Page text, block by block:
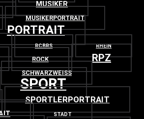
MUSIKER
MUSIKERPORTRAIT
PORTRAIT
RCBRS RHEIN
ROCK RPZ
SCHWARZWEISS
SPORT
SPORTLERPORTRAIT
STADT